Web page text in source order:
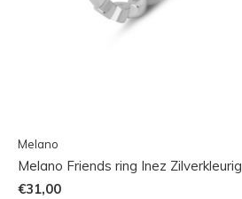
Melano
Melano Friends ring Inez Zilverkleurig
€31,00